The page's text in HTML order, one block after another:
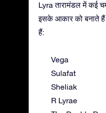
Lyra तारामंडल में कई
इसके आकार को बनाते
हैं:
Vega
Sulafat
Sheliak
R Lyrae